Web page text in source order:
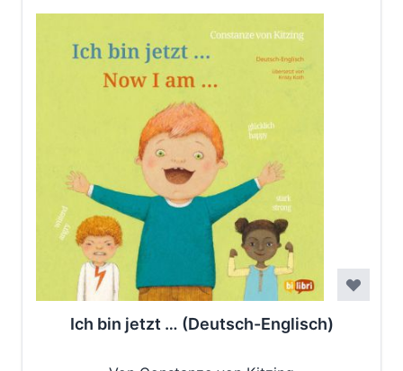
Ich bin jetzt … (Deutsch-Englisch)